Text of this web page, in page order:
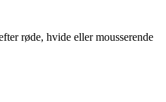
røde, hvide eller mousserende